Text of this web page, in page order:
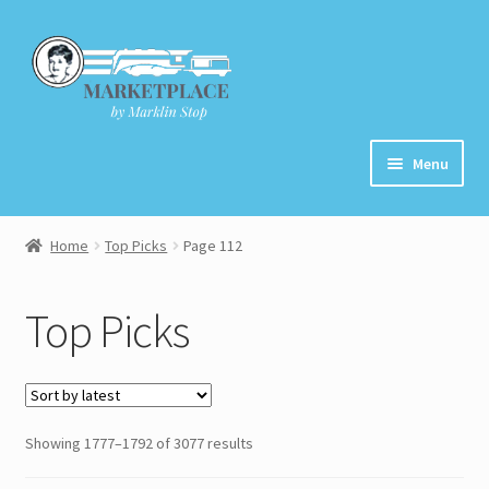
Skip
to
navigation
Skip
to
content
Menu
Home
Cart
Checkout
Contact
Home Top Picks Page 112
Top Picks
Showing 1777–1792 of 3077 results